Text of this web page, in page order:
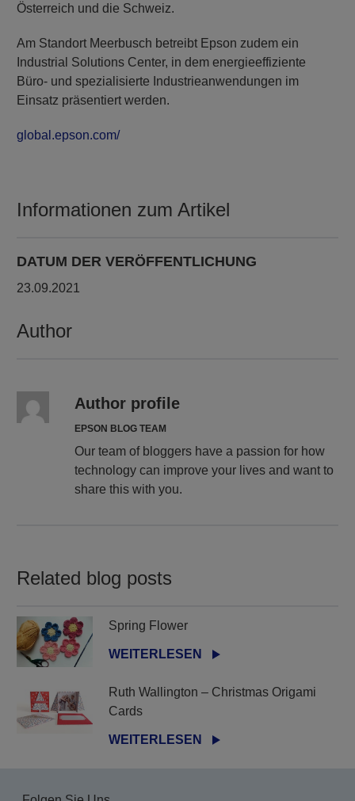
Österreich und die Schweiz.
Am Standort Meerbusch betreibt Epson zudem ein
Industrial Solutions Center, in dem energieeffiziente
Büro- und spezialisierte Industrieanwendungen im
Einsatz präsentiert werden.
global.epson.com/
Informationen zum Artikel
DATUM DER VERÖFFENTLICHUNG
23.09.2021
Author
Author profile
EPSON BLOG TEAM
Our team of bloggers have a passion for how
technology can improve your lives and want to
share this with you.
Related blog posts
Spring Flower
WEITERLESEN
Ruth Wallington – Christmas Origami
Cards
WEITERLESEN